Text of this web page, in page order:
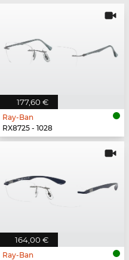
177,60 €
Ray-Ban
RX8725 - 1028
164,00 €
Ray-Ban